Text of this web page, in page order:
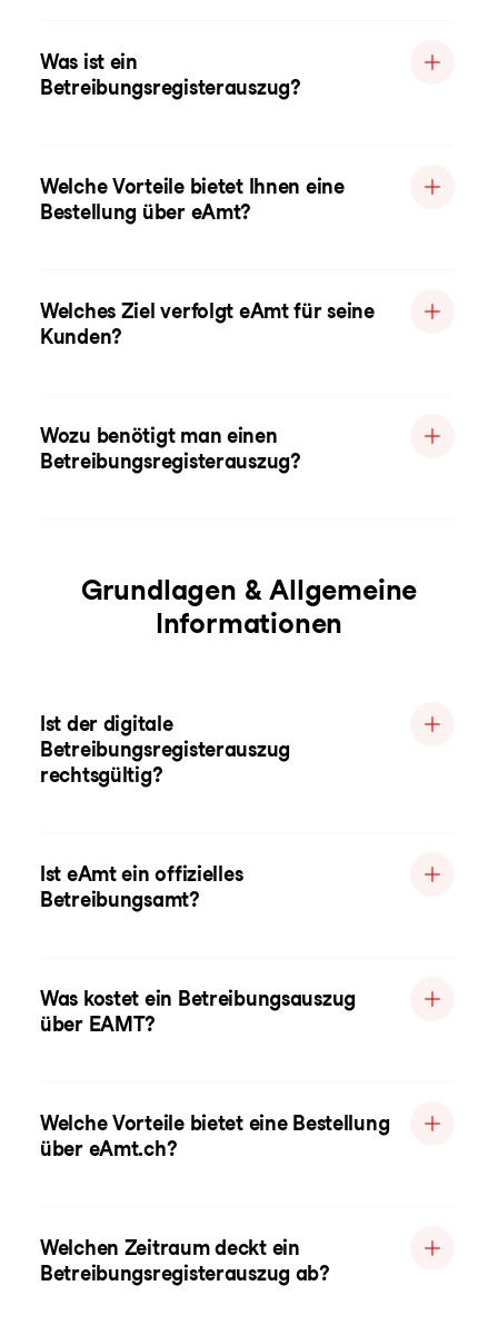
Was ist ein
Betreibungsregisterauszug?
Welche Vorteile bietet Ihnen eine
Bestellung über eAmt?
Welches Ziel verfolgt eAmt für seine
Kunden?
Wozu benötigt man einen
Betreibungsregisterauszug?
Grundlagen & Allgemeine
Informationen
Ist der digitale
Betreibungsregisterauszug
rechtsgültig?
Ist eAmt ein offizielles
Betreibungsamt?
Was kostet ein Betreibungsauszug
über EAMT?
Welche Vorteile bietet eine Bestellung
über eAmt.ch?
Welchen Zeitraum deckt ein
Betreibungsregisterauszug ab?